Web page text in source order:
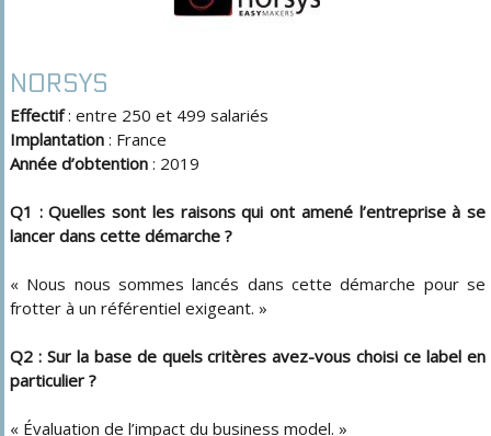
NORSYS
Effectif: entre 250 et 499 salariés
Implantation : France
Année d’obtention : 2019
Q1 : Quelles sont les raisons qui ont amené l’entreprise à se
lancer dans cette démarche ?
« Nous nous sommes lancés dans cette démarche pour se
frotter à un référentiel exigeant. »
Q2 : Sur la base de quels critères avez-vous choisi ce label en
particulier ?
« Évaluation de l’impact du business model. »